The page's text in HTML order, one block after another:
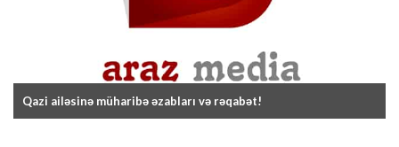
Qazi ailəsinə müharibə əzabları və rəqabət!